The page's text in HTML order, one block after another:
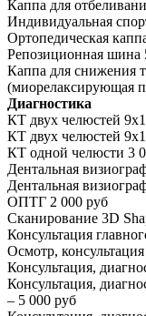
Каппа для
Индивидуальная
Ортопедическая
Репозиционная шина
Каппа для снижения
(миорелаксирующая
Диагностика
КТ двух челюстей
КТ двух челюстей
КТ одной челюсти 3
Дентальная
Дентальная
ОПТГ 2 000 руб
Сканирование 3D
Консультация
Осмотр, консультация
Консультация,
Консультация,
– 5 000 руб